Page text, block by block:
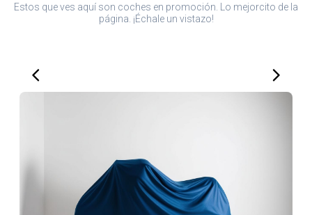
Estos que ves aquí son coches en promoción. Lo mejorcito de la
página. ¡Échale un vistazo!